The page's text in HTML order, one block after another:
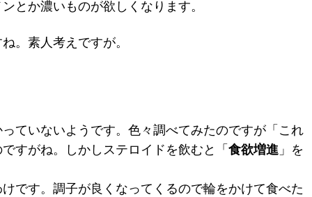
とか濃いものが欲しくなります。
。素人考えですが。
ていないようです。色々調べてみたのですが「これ
すがね。しかしステロイドを飲むと「 食欲増進 」を
です。調子が良くなってくるので輪をかけて食べた